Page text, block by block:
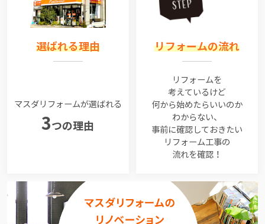
選ばれる理由
マスダリフォームが選ばれる
3つの理由
リフォームの流れ
リフォームを
考えているけど
何から始めたらいいのか
わからない、
事前に確認しておきたい
リフォーム工事の
流れを確認！